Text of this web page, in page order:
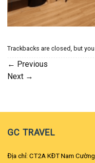
Trackbacks are closed, but
← Previous
Next →
GC TRAVEL
Địa chỉ: CT2A KĐT Nam